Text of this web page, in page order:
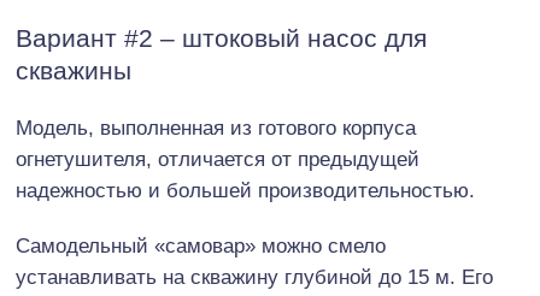
Вариант #2 – штоковый насос для
скважины
Модель, выполненная из готового корпуса
огнетушителя, отличается от предыдущей
надежностью и большей производительностью.
Самодельный «самовар» можно смело
устанавливать на скважину глубиной до 15 м. Его